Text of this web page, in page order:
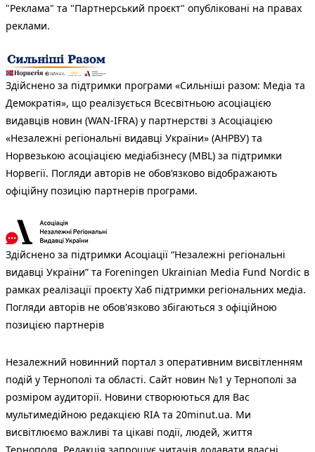
"Реклама" та "Партнерський проєкт" опубліковані на правах
реклами.
Здійснено за підтримки програми «Сильніші разом: Медіа та
Демократія», що реалізується Всесвітньою асоціацією
видавців новин (WAN-IFRA) у партнерстві з Асоціацією
«Незалежні регіональні видавці України» (АНРВУ) та
Норвезькою асоціацією медіабізнесу (MBL) за підтримки
Норвегії. Погляди авторів не обов’язково відображають
офіційну позицію партнерів програми.
Здійснено за підтримки Асоціації “Незалежні регіональні
видавці України” та Foreningen Ukrainian Media Fund Nordic в
рамках реалізації проєкту Хаб підтримки регіональних медіа.
Погляди авторів не обов'язково збігаються з офіційною
позицією партнерів
Незалежний новинний портал з оперативним висвітленням
подій у Тернополі та області. Сайт новин №1 у Тернополі за
розміром аудиторії. Новини створюються для Вас
мультимедійною редакцією RIA та 20minut.ua. Ми
висвітлюємо важливі та цікаві події, людей, життя